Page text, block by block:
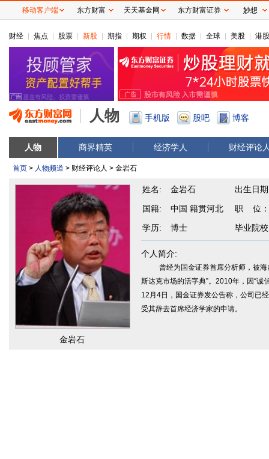
财经 焦点 股票 新股 期指 期权 行情 数据 全球 美股 港股
人物 手机版 股吧 博客
人物 商界精英 经济学人 财经评论
首页 > 人物频道 > 财经评论人 > 金岩石
金岩石
姓名: 金岩石 出生日
国籍: 中国 籍贯河北 职 位：
学历: 博士 毕业院
个人简介:
曾经为国金证券首席分析师，被
斯达克市场的活字典”。2010年，因“诚
12月4日，国金证券发公告称，公司已
受其辞去首席经济学家的申请。
移动客户端 东方财富 天天基金网 东方财富证券 妙想